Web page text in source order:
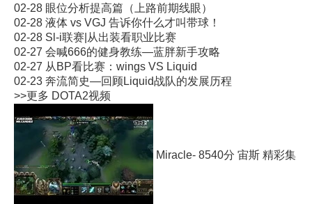
02-28 眼位分析提高篇（上路前期线眼）
02-28 液体 vs VGJ 告诉你什么才叫带球！
02-28 Sl-i联赛|从出装看职业比赛
02-27 会喊666的健身教练—蓝胖新手攻略
02-27 从BP看比赛：wings VS Liquid
02-23 奔流简史—回顾Liquid战队的发展历程
>>更多 DOTA2视频
Miracle- 8540分 宙斯 精彩集